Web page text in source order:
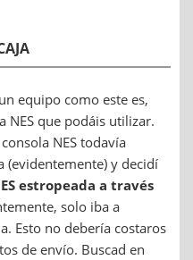
equipo como este es,
NES que podáis utilizar.
NES todavía
(evidentemente) y decidí
estropeada a través
solo iba a
Esto no debería costaros
de envío. Buscad en